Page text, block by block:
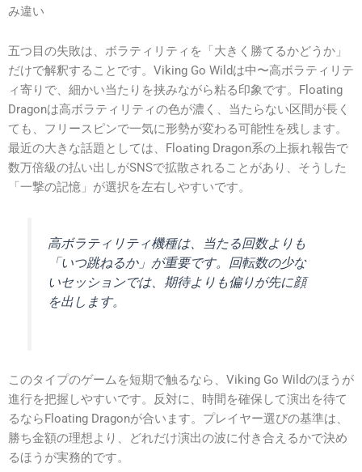
み違い
五つ目の失敗は、ボラティリティを「大きく勝てるかどうか」
だけで解釈することです。Viking Go Wildは中〜高ボラティリテ
ィ寄りで、細かい当たりを挟みながら粘る印象です。Floating
Dragonは高ボラティリティの色が濃く、当たらない区間が長く
ても、フリースピンで一気に形勢が変わる可能性を残します。
最近の大きな話題としては、Floating Dragon系の上振れ報告で
数万倍級の払い出しがSNSで拡散されることがあり、そうした
「一撃の記憶」が選択を左右しやすいです。
高ボラティリティ機種は、当たる回数よりも
「いつ跳ねるか」が重要です。回転数の少な
いセッションでは、期待よりも偏りが先に顔
を出します。
このタイプのゲームを短期で触るなら、Viking Go Wildのほうが
進行を把握しやすいです。反対に、時間を確保して演出を待て
るならFloating Dragonが合います。プレイヤー選びの基準は、
勝ち金額の理想より、どれだけ演出の波に付き合えるかで決め
るほうが実務的です。